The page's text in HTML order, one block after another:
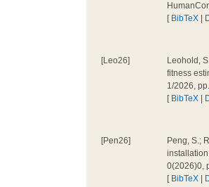
[ BibTeX
[Leo26]
Leohold,
fitness
1/2026,
[ BibTeX
[Pen26]
Peng, S.;
0(2026)0,
[ BibTeX